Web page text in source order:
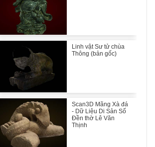
Linh vật Sư tử chùa
Thông (bản gốc)
Scan3D Mãng Xà đá
- Dữ Liệu Di Sản Số
Đền thờ Lê Văn
Thịnh